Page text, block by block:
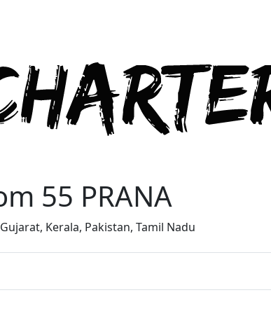
55 PRANA
Kerala, Pakistan, Tamil Nadu